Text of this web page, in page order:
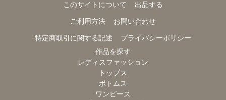
このサイトについて 出品する
ご利用方法 お問い合わせ
特定商取引に関する記述
プライバシーポリシー
作品を探す
レディスファッション
トップス
ボトムス
ワンピース